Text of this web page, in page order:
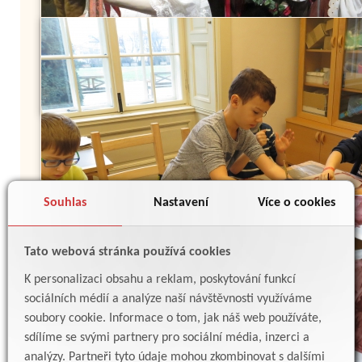
Souhlas Nastavení Více o cookies
Tato webová stránka používá cookies
K personalizaci obsahu a reklam, poskytování funkcí
sociálních médií a analýze naší návštěvnosti využíváme
soubory cookie. Informace o tom, jak náš web používáte,
sdílíme se svými partnery pro sociální média, inzerci a
analýzy. Partneři tyto údaje mohou zkombinovat s dalšími